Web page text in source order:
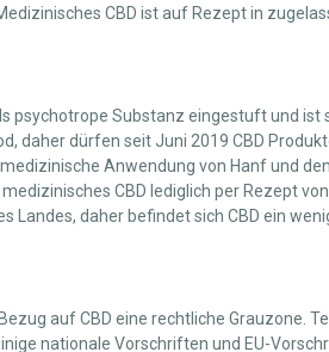
CBD ist auf Rezept in
psychotrope Substanz eingestuft und ist
daher dürfen seit Juni 2019 CBD
Anwendung von Hanf und
CBD lediglich per Rezept
Landes, daher befindet sich CBD ein
auf CBD eine rechtliche Grauzone.
nationale Vorschriften und EU-